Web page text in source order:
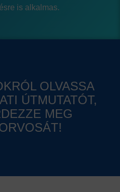
is alkalmas.
OLVASSA
ÚTMUTATÓT,
MEG